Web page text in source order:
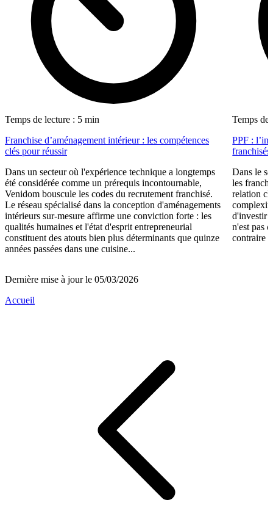
Temps de lecture : 5 min
Franchise d’aménagement intérieur : les compétences
clés pour réussir
Dans un secteur où l'expérience technique a longtemps
été considérée comme un prérequis incontournable,
Venidom bouscule les codes du recrutement franchisé.
Le réseau spécialisé dans la conception d'aménagements
intérieurs sur-mesure affirme une conviction forte : les
qualités humaines et l'état d'esprit entrepreneurial
constituent des atouts bien plus déterminants que quinze
années passées dans une cuisine...
Temps de
PPF :
franchisés
Dans le
les
relation
d'investir
n'est pas
contraire
Dernière mise à jour le 05/03/2026
Accueil